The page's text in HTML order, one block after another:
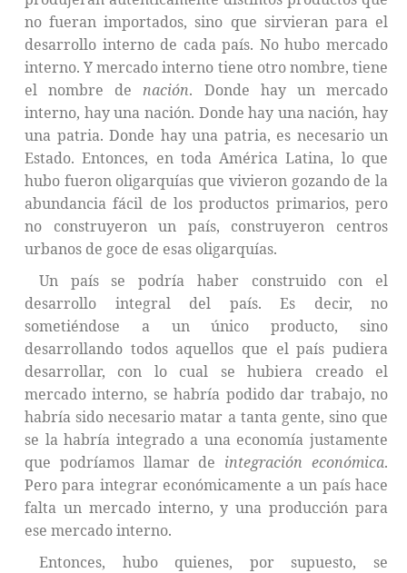
no fueran importados, sino que sirvieran para el
desarrollo interno de cada país. No hubo mercado
interno. Y mercado interno tiene otro nombre, tiene
el nombre denación. Donde hay un mercado
interno, hay una nación. Donde hay una nación, hay
una patria. Donde hay una patria, es necesario un
Estado. Entonces, en toda América Latina, lo que
hubo fueron oligarquías que vivieron gozando de la
abundancia fácil de los productos primarios, pero
no construyeron un país, construyeron centros
urbanos de goce de esas oligarquías.
Un país se podría haber construido con el
desarrollo integral del país. Es decir, no
sometiéndose a un único producto, sino
desarrollando todos aquellos que el país pudiera
desarrollar, con lo cual se hubiera creado el
mercado interno, se habría podido dar trabajo, no
habría sido necesario matar a tanta gente, sino que
se la habría integrado a una economía justamente
que podríamos llamar de integración económica.
Pero para integrar económicamente a un país hace
falta un mercado interno, y una producción para
ese mercado interno.
Entonces, hubo quienes, por supuesto, se